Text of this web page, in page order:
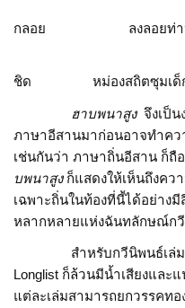
มีวังน้ำ
กลอย ลงลอยท่าป
ทั้งจอบ “บ้
ชิด หม่องสถิตซุมเด็ก
ฮาบพนาสูงจึงเป็น
ภาษาอีสานมาก่อนอาจทำคว
เช่นกันว่า ภาษาถิ่นอีสาน ก็ถื
บพนาสูงก็แสดงให้เห็นถึงคว
เฉพาะถิ่นในท้องที่นี้ได้อย่าง
หลากหลายแห่งฉันทลักษณ์ก
สำหรับกวีนิพนธ์เล่มอื่น
Longlist ก็ล้วนมีน้ำเสียงและ
แต่ละเล่มสามารถยกวรรคท